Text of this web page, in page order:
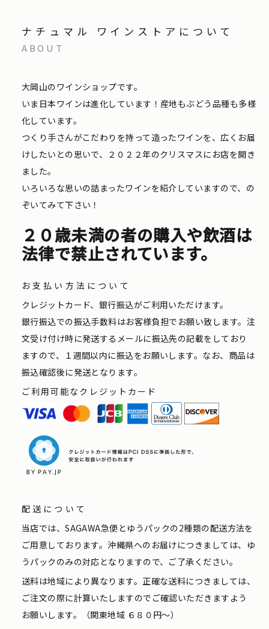
ナチュマル ワインストアについて
ABOUT
大岡山のワインショップです。
いま日本ワインは進化しています！産地もぶどう品種も多様
化しています。
つくり手さんがこだわりを持って造ったワインを、広くお届
けしたいとの思いで、２０２２年のクリスマスにお店を開き
ました。
いろいろな思いの詰まったワインを紹介していますので、の
ぞいてみて下さい！
２０歳未満の者の購入や飲酒は
法律で禁止されています。
お支払い方法について
クレジットカード、銀行振込がご利用いただけます。
銀行振込での振込手数料はお客様負担でお願い致します。注
文受け付け時に発送するメールに振込先の記載をしており
ますので、１週間以内に振込をお願いします。なお、商品は
振込確認後に発送となります。
ご利用可能なクレジットカード
配送について
当店では、SAGAWA急便とゆうパックの2種類の配送方法を
ご用意しております。沖縄県へのお届けにつきましては、ゆ
うパックのみの対応となりますので、ご了承ください。
送料は地域により異なります。正確な送料につきましては、
ご注文の際に計算いたしますのでご確認いただきますよう
お願いします。（関東地域 ６８０円〜）